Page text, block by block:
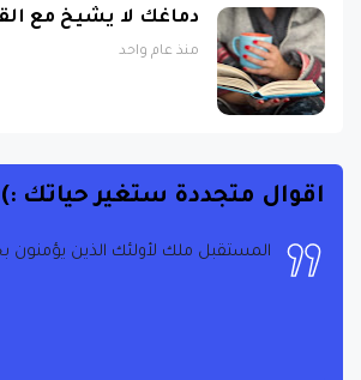
منذ عام واحد
اقوال متجددة ستغير حياتك :)